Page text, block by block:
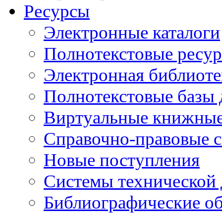
Ресурсы
Электронные каталоги
Полнотекстовые
Электронная
Полнотекстовые
Виртуальные
Справочно-правовые
Новые поступления
Cистемы
Библиографические